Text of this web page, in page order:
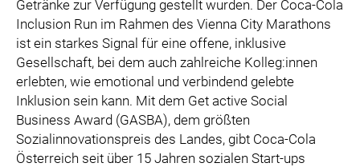
Getränke zur Verfügung gestellt wurden. Der Coca-Cola
Inclusion Run im Rahmen des Vienna City Marathons
ist ein starkes Signal für eine offene, inklusive
Gesellschaft, bei dem auch zahlreiche Kolleg:innen
erlebten, wie emotional und verbindend gelebte
Inklusion sein kann. Mit dem Get active Social
Business Award (GASBA), dem größten
Sozialinnovationspreis des Landes, gibt Coca-Cola
Österreich seit über 15 Jahren sozialen Start-ups